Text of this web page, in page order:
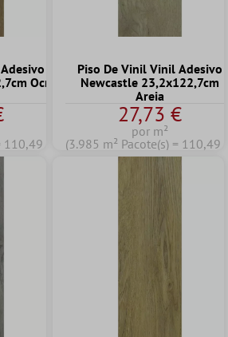
Ocre
€)
Piso De Vinil Vinil Adesivo
Newcastle 23,2x122,7cm
Areia
27,73 €
por m²
(3.985 m² Pacote(s) = 110,49